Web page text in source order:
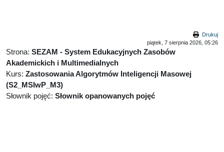
Drukuj
piątek, 7 sierpnia 2026, 05:26
Strona: SEZAM - System Edukacyjnych Zasobów
Akademickich i Multimedialnych
Kurs: Zastosowania Algorytmów Inteligencji Masowej
(S2_MSIwP_M3)
Słownik pojęć: Słownik opanowanych pojęć